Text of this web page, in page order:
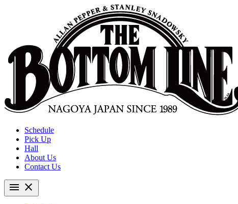
Schedule
Pick Up
Hall
About Us
Contact Us
menu close